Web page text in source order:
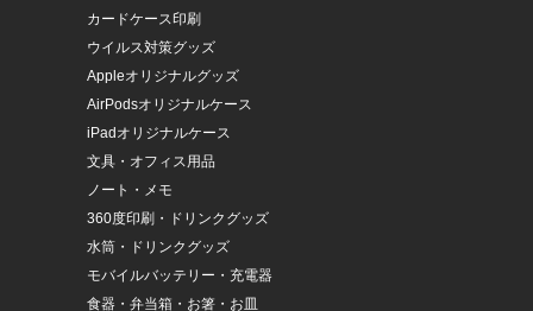
カードケース印刷
ウイルス対策グッズ
Appleオリジナルグッズ
AirPodsオリジナルケース
iPadオリジナルケース
文具・オフィス用品
ノート・メモ
360度印刷・ドリンクグッズ
水筒・ドリンクグッズ
モバイルバッテリー・充電器
食器・弁当箱・お箸・お皿